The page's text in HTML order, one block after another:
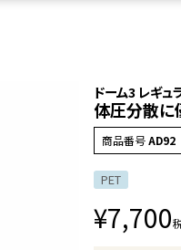
ドーム3 レギ
体圧分散に
商品番号AD92
PET
¥7,700